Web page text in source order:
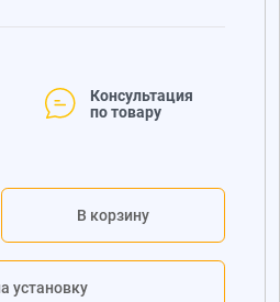
Консультация
по товару
В корзину
установку